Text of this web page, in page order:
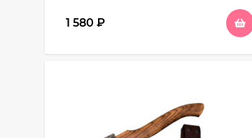
1 580 ₽